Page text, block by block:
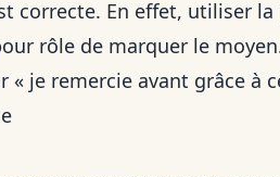
correcte. En effet, utiliser
rôle de marquer le
je remercie avant grâce à